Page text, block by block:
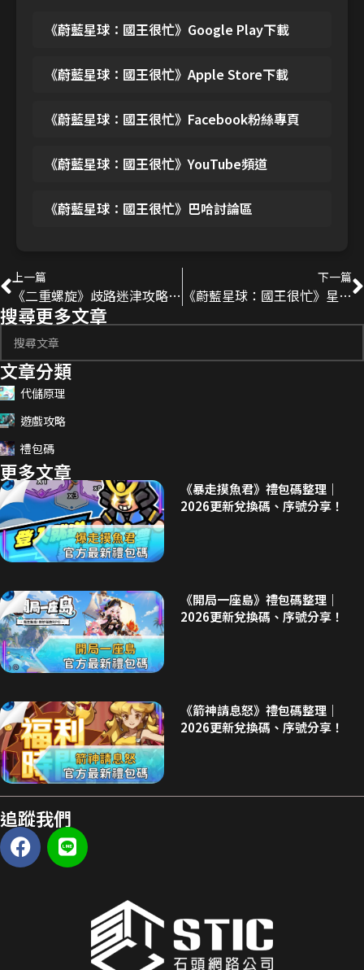
《蔚藍星球：國王很忙》Google Play下載
《蔚藍星球：國王很忙》Apple Store下載
《蔚藍星球：國王很忙》Facebook粉絲專頁
《蔚藍星球：國王很忙》YouTube頻道
《蔚藍星球：國王很忙》巴哈討論區
上一篇
《二重螺旋》歧路迷津攻略｜提燈升級、角色推薦與Buff選擇
下一篇
《蔚藍星球：國王很忙》星珀兌換建議｜平民必換項目、後期資源規劃
搜尋更多文章
文章分類
代儲原理
遊戲攻略
禮包碼
更多文章
《暴走摸魚君》禮包碼整理｜
2026更新兌換碼、序號分享！
《開局一座島》禮包碼整理｜
2026更新兌換碼、序號分享！
《箭神請息怒》禮包碼整理｜
2026更新兌換碼、序號分享！
追蹤我們